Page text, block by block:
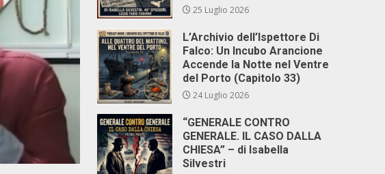
25 Luglio 2026
L’Archivio dell’Ispettore Di
Falco: Un Incubo Arancione
Accende la Notte nel Ventre
del Porto (Capitolo 33)
24 Luglio 2026
“GENERALE CONTRO
GENERALE. IL CASO DALLA
CHIESA” – di Isabella
Silvestri